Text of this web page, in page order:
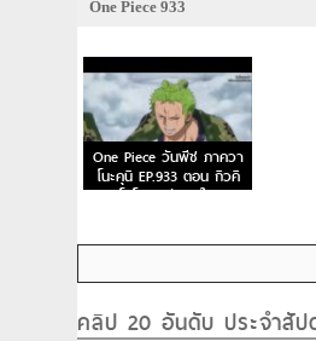
One Piece 933
One Piece วันพีช ภาควา
โนะคุนิ EP.933 ตอน กิวคิ
มารุ โซโลการตัดสินใจบนสะ
คลิป 20 อันดับ ประจำสัป